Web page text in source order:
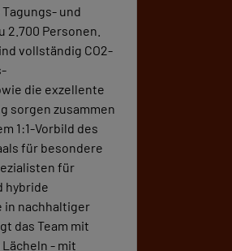
und
2.700 Personen.
vollständig CO2-
die exzellente
sorgen zusammen
1:1-Vorbild des
für besondere
für
hybride
in nachhaltiger
das Team mit
- mit